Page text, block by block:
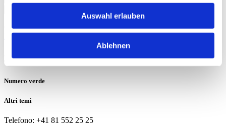
Auswahl erlauben
Ablehnen
Questo sito è protetto da reCAPTCHA e si applicano le
Informazioni sulla privacy
Numero verde
Altri temi
Telefono: +41 81 552 25 25